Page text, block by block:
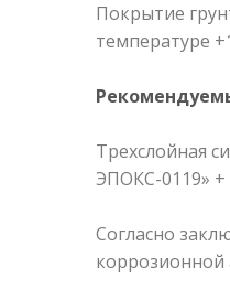
Покрытие
температуре
Трехслойная
ЭПОКС-0119»
Согласно
коррозионной